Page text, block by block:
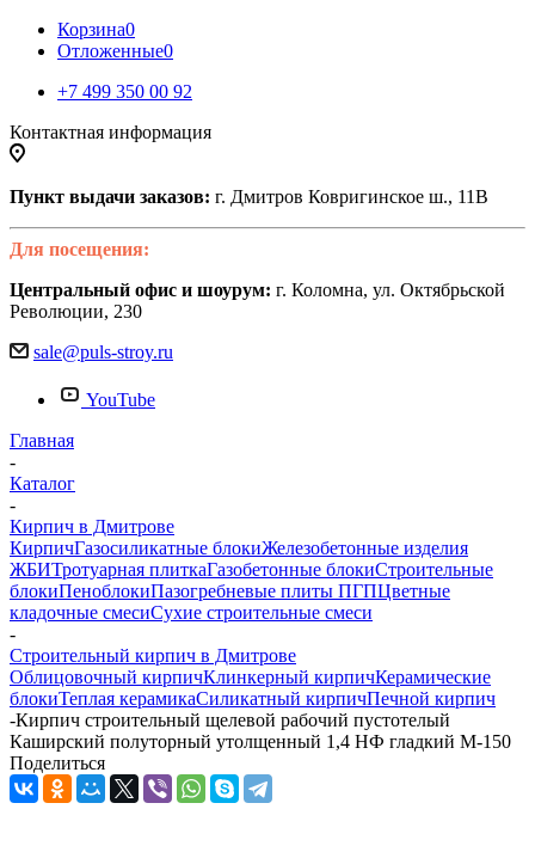
Корзина0
Отложенные0
+7 499 350 00 92
Контактная информация
Пункт выдачи заказов: г. Дмитров Ковригинское ш., 11В
Для посещения:
Центральный офис и шоурум: г. Коломна, ул. Октябрьской
Революции, 230
sale@puls-stroy.ru
YouTube
Главная
-
Каталог
-
Кирпич в Дмитрове
КирпичГазосиликатные блокиЖелезобетонные изделия
ЖБИТротуарная плиткаГазобетонные блокиСтроительные
блокиПеноблокиПазогребневые плиты ПГПЦветные
кладочные смесиСухие строительные смеси
-
Строительный кирпич в Дмитрове
Облицовочный кирпичКлинкерный кирпичКерамические
блокиТеплая керамикаСиликатный кирпичПечной кирпич
-Кирпич строительный щелевой рабочий пустотелый
Каширский полуторный утолщенный 1,4 НФ гладкий М-150
Поделиться